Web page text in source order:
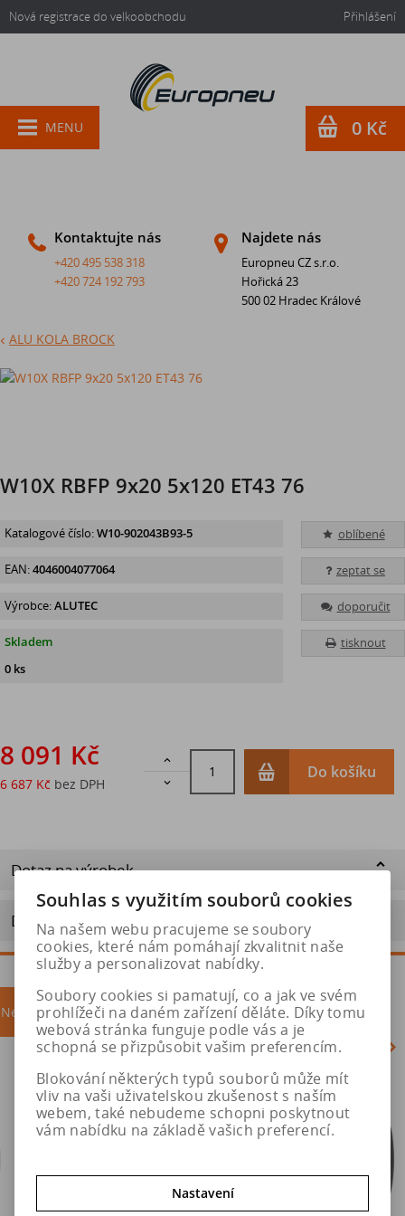
Nová registrace do velkoobchodu Přihlášení
Kontaktujte nás
+420 495 538 318
+420 724 192 793
Najdete nás
Europneu CZ s.r.o.
Hořická 23
500 02 Hradec Králové
MENU 0 Kč
ALU KOLA BROCK
W10X RBFP 9x20 5x120 ET43 76
oblíbené
zeptat se
doporučit
tisknout
Katalogové číslo:W10-902043B93-5
EAN:4046004077064
Výrobce:ALUTEC
Skladem
0 ks
8 091 Kč
6 687 Kč bez DPH


Do košíku
Dotaz na výrobek
Doporučit výrobek
Nejprodávanější akce
Akce
Souhlas s využitím souborů cookies
Na našem webu pracujeme se soubory
cookies, které nám pomáhají zkvalitnit naše
služby a personalizovat nabídky.
Soubory cookies si pamatují, co a jak ve svém
prohlížeči na daném zařízení děláte. Díky tomu
webová stránka funguje podle vás a je
schopná se přizpůsobit vašim preferencím.
Blokování některých typů souborů může mít
vliv na vaši uživatelskou zkušenost s naším
webem, také nebudeme schopni poskytnout
vám nabídku na základě vašich preferencí.
Nastavení